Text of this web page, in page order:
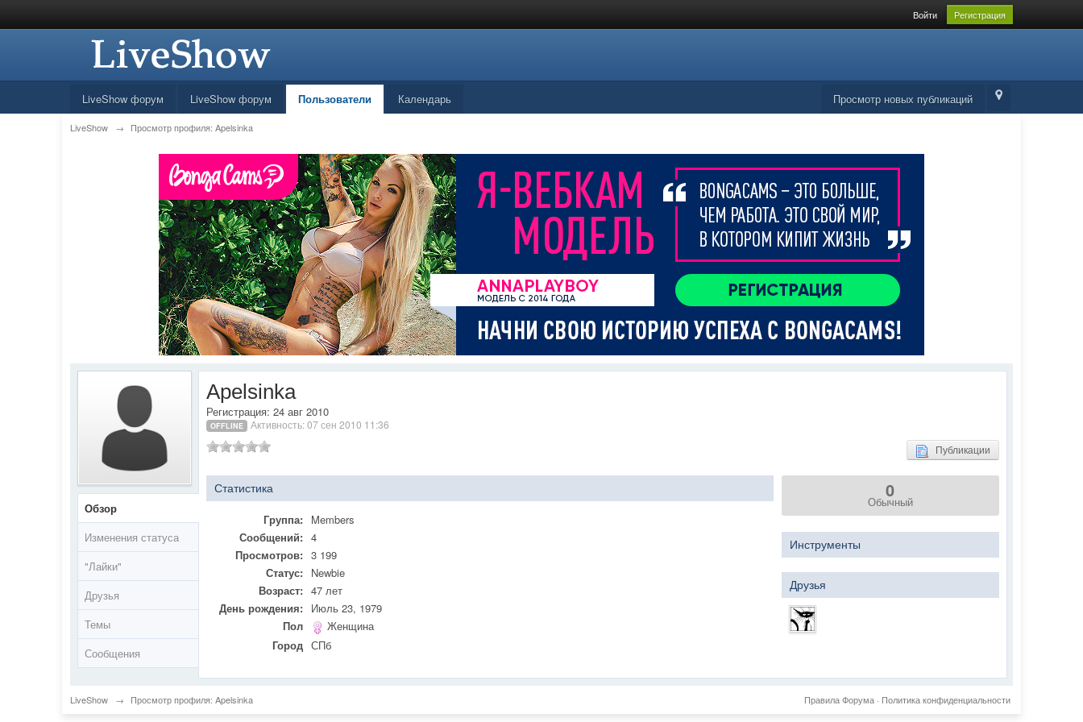
Войти Регистрация
Просмотр новых публикаций
LiveShow форум LiveShow форум Пользователи Календарь
LiveShow → Просмотр профиля: Apelsinka
Обзор
Изменения статуса
"Лайки"
Друзья
Темы
Сообщения
Apelsinka
Регистрация: 24 авг 2010
OFFLINE
Активность: 07 сен 2010 11:36
Публикации
Статистика
Группа: Members
Сообщений: 4
Просмотров: 3 199
Статус: Newbie
Возраст: 47 лет
День рождения: Июль 23, 1979
Пол
Женщина
Город СПб
0
Обычный
Инструменты
Друзья
LiveShow → Просмотр профиля: Apelsinka Политика конфиденциальности
Правила Форума·